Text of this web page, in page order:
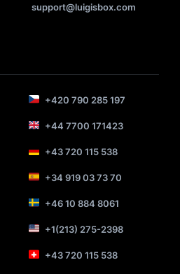
support@luigisbox.com
+420 790 285 197
+44 7700 171423
+43 720 115 538
+34 919 03 73 70
+46 10 884 8061
+1(213) 275-2398
+43 720 115 538